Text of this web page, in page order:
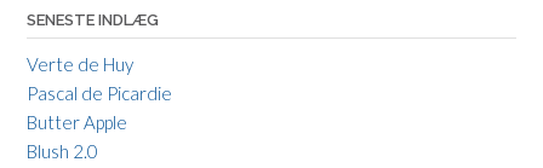
SENESTE INDLÆG
Verte de Huy
Pascal de Picardie
Butter Apple
Blush 2.0